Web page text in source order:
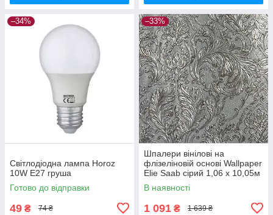
–34%
Світлодіодна лампа Horoz
10W E27 груша
Готово до відправки
49 ₴ 74 ₴
–33%
Шпалери вінілові на
флізеліновій основі Wallpaper
Elie Saab сірий 1,06 х 10,05м
(Z64819)
В наявності
1 091 ₴ 1 639 ₴